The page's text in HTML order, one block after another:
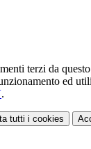
terzi da
ed
.
tutti i cookies